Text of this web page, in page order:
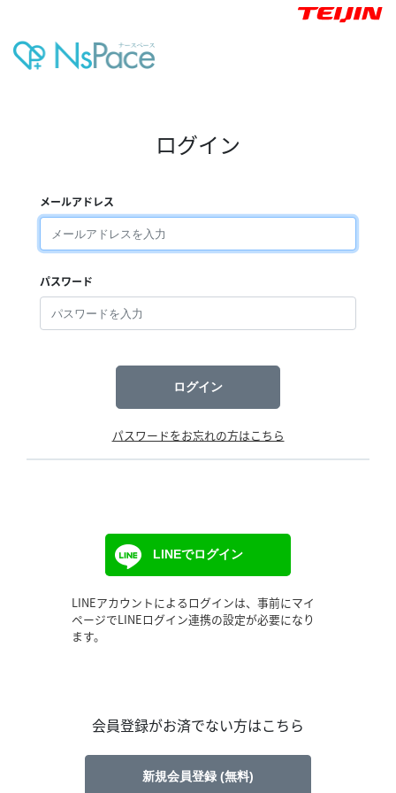
ログイン
メールアドレス
パスワード
ログイン
パスワードをお忘れの方はこちら
LINEでログイン
LINEアカウントによるログインは、事前にマイ
ページでLINEログイン連携の設定が必要になり
ます。
会員登録がお済でない方はこちら
新規会員登録 (無料)